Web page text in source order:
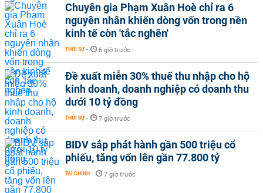
Chuyên gia Phạm Xuân Hoè chỉ ra 6
nguyên nhân khiến dòng vốn trong nền
kinh tế còn 'tắc nghẽn'
THỜI SỰ - 6 giờ trước
Đề xuất miễn 30% thuế thu nhập cho hộ
kinh doanh, doanh nghiệp có doanh thu
dưới 10 tỷ đồng
THỜI SỰ - 7 giờ trước
BIDV sắp phát hành gần 500 triệu cổ
phiếu, tăng vốn lên gần 77.800 tỷ
TÀI CHÍNH - 7 giờ trước